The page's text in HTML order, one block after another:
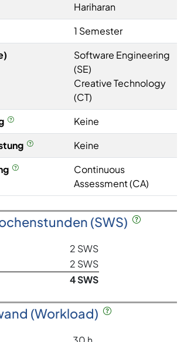
Hariharan
1 Semester
Software Engineering
(SE)
Creative Technology
(CT)
Keine
Keine
Continuous
Assessment (CA)
(SWS)
2 SWS
2 SWS
4 SWS
(Workload)